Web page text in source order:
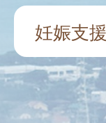
妊娠支